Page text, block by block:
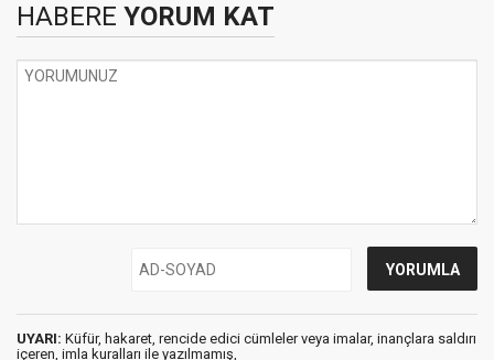
HABERE YORUM KAT
UYARI: Küfür, hakaret, rencide edici cümleler veya imalar, inançlara saldırı
içeren, imla kuralları ile yazılmamış,